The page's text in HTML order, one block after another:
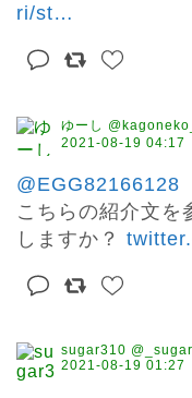
ri/st…
ゆーし
2021-08-19 04:17
@EGG82166128
こちらの紹介文を
しますか？
sugar310
2021-08-19 01:27